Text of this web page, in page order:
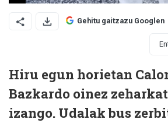
Gehitu gaitzazu Googlen
Hiru egun horietan
Bazkardo oinez
izango. Udalak bus